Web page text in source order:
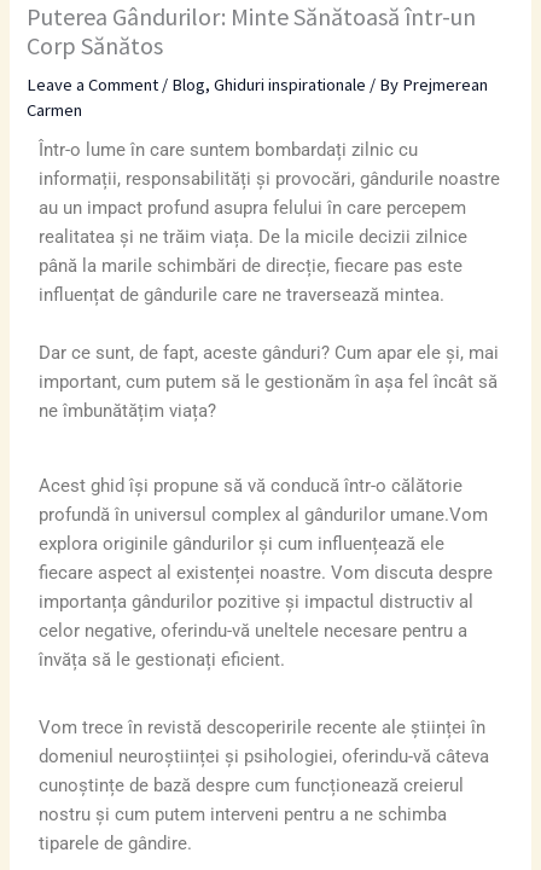
Puterea Gândurilor: Minte Sănătoasă într-un
Corp Sănătos
Leave a Comment / Blog,Ghiduri inspirationale / By Prejmerean
Carmen
Într-o lume în care suntem bombardați zilnic cu
informații, responsabilități și provocări, gândurile noastre
au un impact profund asupra felului în care percepem
realitatea și ne trăim viața. De la micile decizii zilnice
până la marile schimbări de direcție, fiecare pas este
influențat de gândurile care ne traversează mintea.
Dar ce sunt, de fapt, aceste gânduri? Cum apar ele și, mai
important, cum putem să le gestionăm în așa fel încât să
ne îmbunătățim viața?
Acest ghid își propune să vă conducă într-o călătorie
profundă în universul complex al gândurilor umane.Vom
explora originile gândurilor și cum influențează ele
fiecare aspect al existenței noastre. Vom discuta despre
importanța gândurilor pozitive și impactul distructiv al
celor negative, oferindu-vă uneltele necesare pentru a
învăța să le gestionați eficient.
Vom trece în revistă descoperirile recente ale științei în
domeniul neuroștiinței și psihologiei, oferindu-vă câteva
cunoștințe de bază despre cum funcționează creierul
nostru și cum putem interveni pentru a ne schimba
tiparele de gândire.